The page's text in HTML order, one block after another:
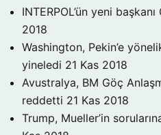
INTERPOL’ün yeni
2018
Washington, Pekin’e
yineledi 21 Kas 2018
Avustralya, BM Göç
reddetti 21 Kas 2018
Trump, Mueller’in